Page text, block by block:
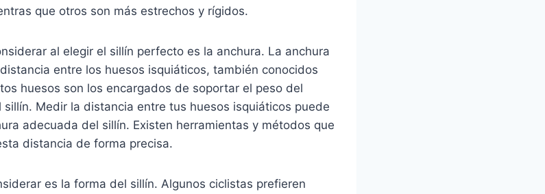
que otros son más estrechos y rígidos.
al elegir el sillín perfecto es la anchura. La anchura
entre los huesos isquiáticos, también conocidos
huesos son los encargados de soportar el peso del
Medir la distancia entre tus huesos isquiáticos puede
adecuada del sillín. Existen herramientas y métodos que
distancia de forma precisa.
es la forma del sillín. Algunos ciclistas prefieren